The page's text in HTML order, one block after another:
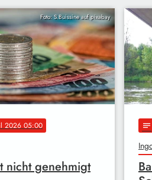
Foto: S.Buissine auf pixabay
2026 05:00
nicht genehmigt
notes